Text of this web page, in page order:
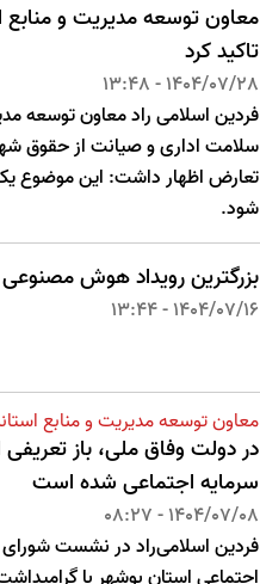
معاون توسعه مدیریت و منابع
تاکید کرد
1404/07/28 - 13:48
فردین اسلامی راد معاون توسعه
سلامت اداری و صیانت از حقوق
تعارض اظهار داشت: این موضوع یک
شود.
بزرگترین رویداد هوش
1404/07/16 - 13:44
معاون توسعه مدیریت و منابع
در دولت وفاق ملی، باز
سرمایه اجتماعی شده است
1404/07/08 - 08:27
فردین اسلامی‌راد در نشست شورای